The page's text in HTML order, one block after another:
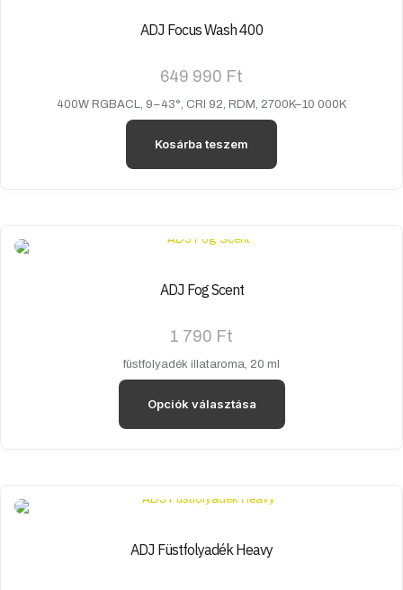
ADJ Focus Wash 400
649 990 Ft
400W RGBACL, 9–43°, CRI 92, RDM, 2700K–10 000K
Kosárba teszem
ADJ Fog Scent
1 790 Ft
füstfolyadék illataroma, 20 ml
Opciók választása
A
ADJ Füstfolyadék Heavy